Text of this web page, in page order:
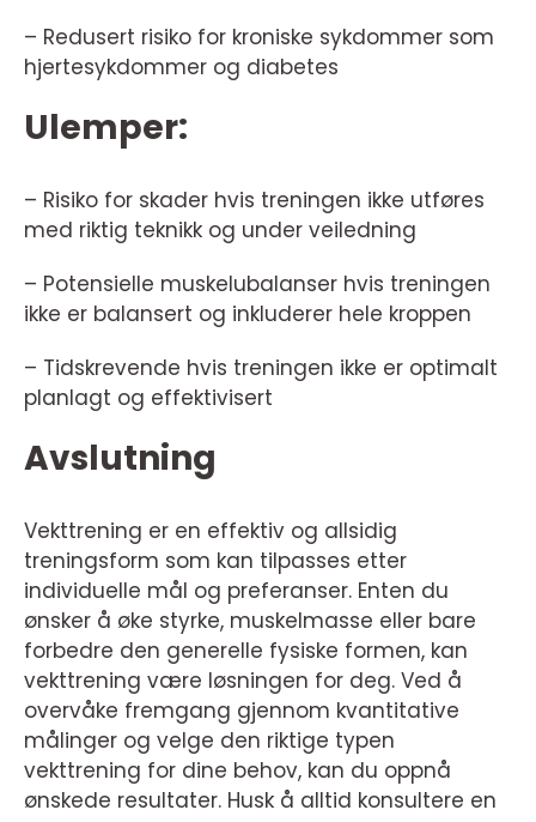
– Redusert risiko for kroniske sykdommer som
hjertesykdommer og diabetes
Ulemper:
– Risiko for skader hvis treningen ikke utføres
med riktig teknikk og under veiledning
– Potensielle muskelubalanser hvis treningen
ikke er balansert og inkluderer hele kroppen
– Tidskrevende hvis treningen ikke er optimalt
planlagt og effektivisert
Avslutning
Vekttrening er en effektiv og allsidig
treningsform som kan tilpasses etter
individuelle mål og preferanser. Enten du
ønsker å øke styrke, muskelmasse eller bare
forbedre den generelle fysiske formen, kan
vekttrening være løsningen for deg. Ved å
overvåke fremgang gjennom kvantitative
målinger og velge den riktige typen
vekttrening for dine behov, kan du oppnå
ønskede resultater. Husk å alltid konsultere en